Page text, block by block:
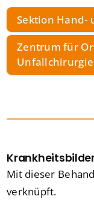
nach:
Sektion Hand-
Zentrum für
Unfallchirurgie
Mit dieser
verknüpft.